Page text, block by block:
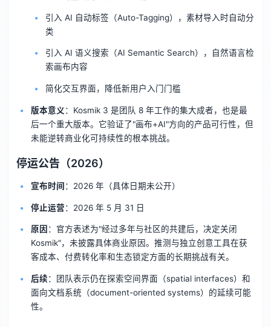
引入 AI 自动标签（Auto-Tagging），素材导入时自动分
类
引入 AI 语义搜索（AI Semantic Search），自然语言检
索画布内容
简化交互界面，降低新用户入门门槛
版本意义 ：Kosmik 3 是团队 8 年工作的集大成者，也是最
后一个重大版本。它验证了"画布+AI"方向的产品可行性，但
未能逆转商业化可持续性的根本挑战。
停运公告（2026）
宣布时间 ：2026 年（具体日期未公开）
停止运营：2026 年 5 月 31 日
原因 ：官方表述为"经过多年与社区的共建后，决定关闭
Kosmik"，未披露具体商业原因。推测与独立创意工具在获
客成本、付费转化率和生态锁定方面的长期挑战有关。
后续：团队表示仍在探索空间界面（spatial interfaces）和
面向文档系统（document-oriented systems）的延续可能
性。